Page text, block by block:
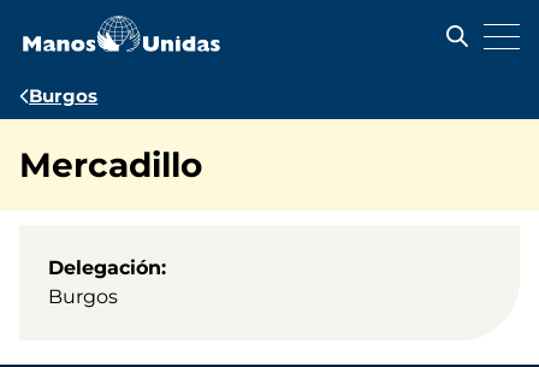
contenido
Ruta
navegación
Burgos
Mercadillo
Delegación
Burgos